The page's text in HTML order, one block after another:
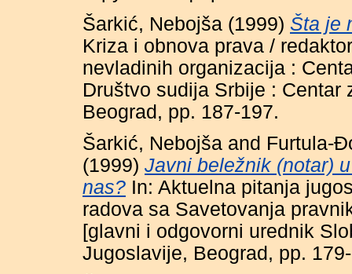
Šarkić, Nebojša (1999) Šta je
Kriza i obnova prava /
nevladinih organizacija :
Društvo sudija Srbije :
Beograd, pp. 187-197.
Šarkić, Nebojša and Furtula-
(1999) Javni beležnik (notar)
nas? In: Aktuelna pitanja
radova sa Savetovanja
[glavni i odgovorni urednik
Jugoslavije, Beograd, pp.